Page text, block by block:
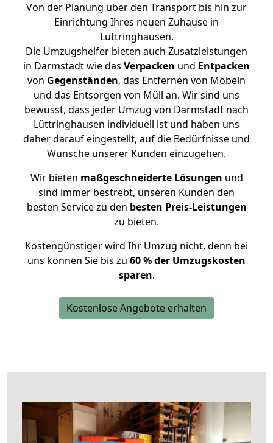
Von der Planung über den Transport bis hin zur
Einrichtung Ihres neuen Zuhause in
Lüttringhausen.
Die Umzugshelfer bieten auch Zusatzleistungen
in Darmstadt wie das Verpacken und Entpacken
von Gegenständen, das Entfernen von Möbeln
und das Entsorgen von Müll an. Wir sind uns
bewusst, dass jeder Umzug von Darmstadt nach
Lüttringhausen individuell ist und haben uns
daher darauf eingestellt, auf die Bedürfnisse und
Wünsche unserer Kunden einzugehen.
Wir bieten maßgeschneiderte Lösungen und
sind immer bestrebt, unseren Kunden den
besten Service zu den besten Preis-Leistungen
zu bieten.
Kostengünstiger wird Ihr Umzug nicht, denn bei
uns können Sie bis zu 60 % der Umzugskosten
sparen.
Kostenlose Angebote erhalten